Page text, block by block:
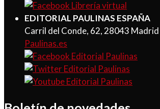
EDITORIAL PAULINAS ESPAÑA
Carril del Conde, 62, 28043 Madrid
Paulinas.es